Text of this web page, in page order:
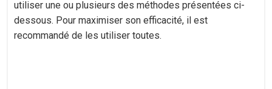
utiliser une ou plusieurs des méthodes présentées ci-
dessous. Pour maximiser son efficacité, il est
recommandé de les utiliser toutes.